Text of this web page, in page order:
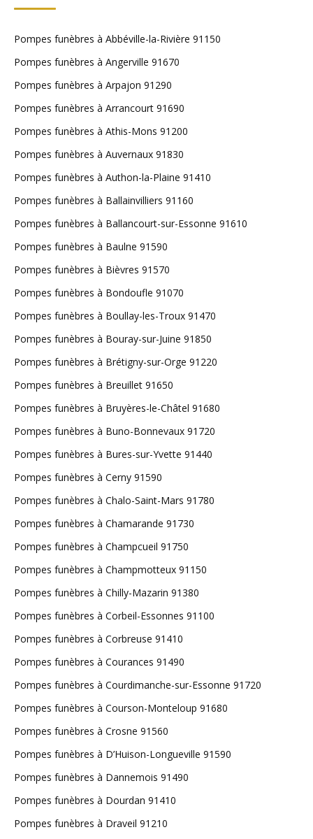
Pompes funèbres à Abbéville-la-Rivière 91150
Pompes funèbres à Angerville 91670
Pompes funèbres à Arpajon 91290
Pompes funèbres à Arrancourt 91690
Pompes funèbres à Athis-Mons 91200
Pompes funèbres à Auvernaux 91830
Pompes funèbres à Authon-la-Plaine 91410
Pompes funèbres à Ballainvilliers 91160
Pompes funèbres à Ballancourt-sur-Essonne 91610
Pompes funèbres à Baulne 91590
Pompes funèbres à Bièvres 91570
Pompes funèbres à Bondoufle 91070
Pompes funèbres à Boullay-les-Troux 91470
Pompes funèbres à Bouray-sur-Juine 91850
Pompes funèbres à Brétigny-sur-Orge 91220
Pompes funèbres à Breuillet 91650
Pompes funèbres à Bruyères-le-Châtel 91680
Pompes funèbres à Buno-Bonnevaux 91720
Pompes funèbres à Bures-sur-Yvette 91440
Pompes funèbres à Cerny 91590
Pompes funèbres à Chalo-Saint-Mars 91780
Pompes funèbres à Chamarande 91730
Pompes funèbres à Champcueil 91750
Pompes funèbres à Champmotteux 91150
Pompes funèbres à Chilly-Mazarin 91380
Pompes funèbres à Corbeil-Essonnes 91100
Pompes funèbres à Corbreuse 91410
Pompes funèbres à Courances 91490
Pompes funèbres à Courdimanche-sur-Essonne 91720
Pompes funèbres à Courson-Monteloup 91680
Pompes funèbres à Crosne 91560
Pompes funèbres à D’Huison-Longueville 91590
Pompes funèbres à Dannemois 91490
Pompes funèbres à Dourdan 91410
Pompes funèbres à Draveil 91210